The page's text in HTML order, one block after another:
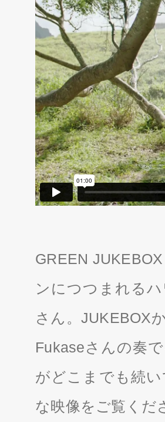
GREEN
ンにつつまれる
さん。JUKEBOX
Fukaseさんの奏
がどこまでも続
な映像をご覧くだ